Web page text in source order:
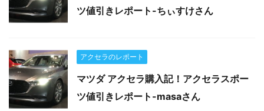
ツ値引きレポート-ちぃすけさん
アクセラのレポート
マツダ アクセラ購入記！アクセラスポー
ツ値引きレポート-masaさん